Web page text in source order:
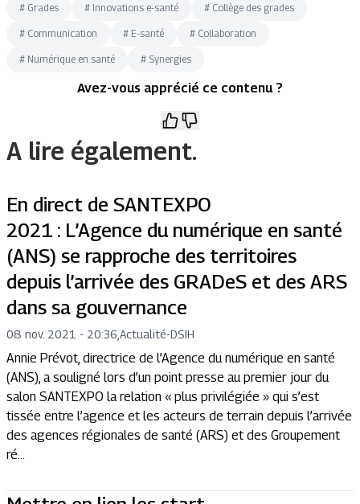
# Grades # Innovations e-santé # Collège des grades
# Communication # E-santé # Collaboration
# Numérique en santé # Synergies
Avez-vous apprécié ce contenu ?
A lire également.
En direct de SANTEXPO
2021 : L’Agence du numérique en santé
(ANS) se rapproche des territoires
depuis l’arrivée des GRADeS et des ARS
dans sa gouvernance
08 nov. 2021 - 20:36 Actualité-DSIH
Annie Prévot, directrice de l’Agence du numérique en santé
(ANS), a souligné lors d’un point presse au premier jour du
salon SANTEXPO la relation « plus privilégiée » qui s’est
tissée entre l’agence et les acteurs de terrain depuis l’arrivée
des agences régionales de santé (ARS) et des Groupement
ré...